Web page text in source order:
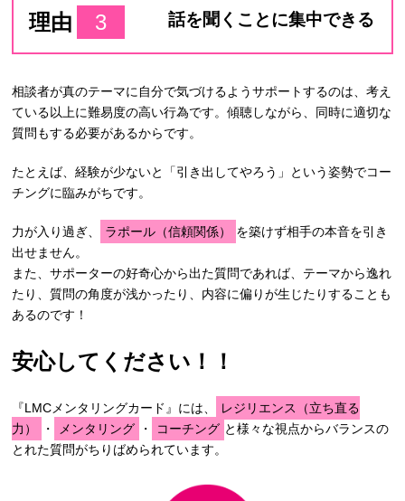
理由 3 話を聞くことに集中できる
相談者が真のテーマに自分で気づけるようサポートするのは、考え
ている以上に難易度の高い行為です。傾聴しながら、同時に適切な
質問もする必要があるからです。
たとえば、経験が少ないと「引き出してやろう」という姿勢でコー
チングに臨みがちです。
力が入り過ぎ、 ラポール（信頼関係）
を築けず相手の本音を引き
出せません。
また、サポーターの好奇心から出た質問であれば、テーマから逸れ
たり、質問の角度が浅かったり、内容に偏りが生じたりすることも
あるのです！
安心してください！！
『LMCメンタリングカード』には、
レジリエンス（立ち直る
力）
・ メンタリング ・ コーチング と様々な視点からバランスの
とれた質問がちりばめられています。